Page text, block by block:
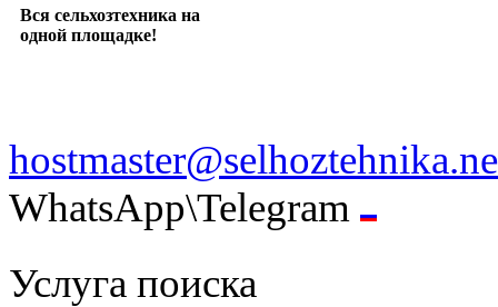
Вся сельхозтехника на
одной площадке!
WhatsApp\Telegram
Услуга поиска